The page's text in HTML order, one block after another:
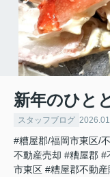
新年のひと
スタッフブログ
#糟屋郡/福岡市東区/
不動産売却 #糟屋郡 #
市東区 #糟屋郡不動産